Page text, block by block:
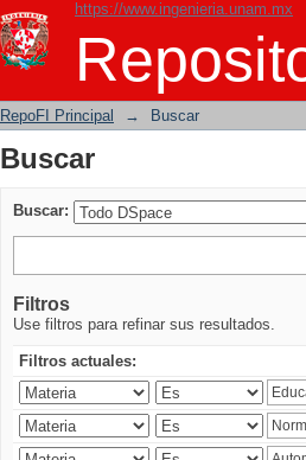
https://www.ingenieria.unam.mx
Buscar
RepoFI Principal → Buscar
Buscar
Buscar:
Filtros
Use filtros para refinar sus resultados.
Filtros actuales: